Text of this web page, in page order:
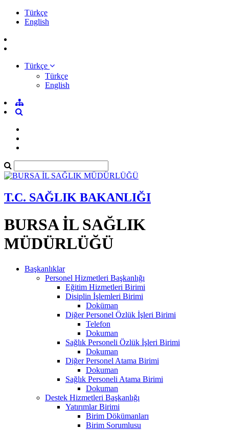
Türkçe
English
Türkçe
Türkçe
English
T.C. SAĞLIK BAKANLIĞI
BURSA İL SAĞLIK
MÜDÜRLÜĞÜ
Başkanlıklar
Personel Hizmetleri Başkanlığı
Eğitim Hizmetleri Birimi
Disiplin İşlemleri Birimi
Doküman
Diğer Personel Özlük İşleri Birimi
Telefon
Dokuman
Sağlık Personeli Özlük İşleri Birimi
Dokuman
Diğer Personel Atama Birimi
Dokuman
Sağlık Personeli Atama Birimi
Dokuman
Destek Hizmetleri Başkanlığı
Yatırımlar Birimi
Birim Dökümanları
Birim Sorumlusu